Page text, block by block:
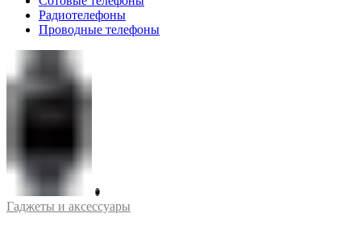
Радиотелефоны
Проводные телефоны
Гаджеты и аксессуары